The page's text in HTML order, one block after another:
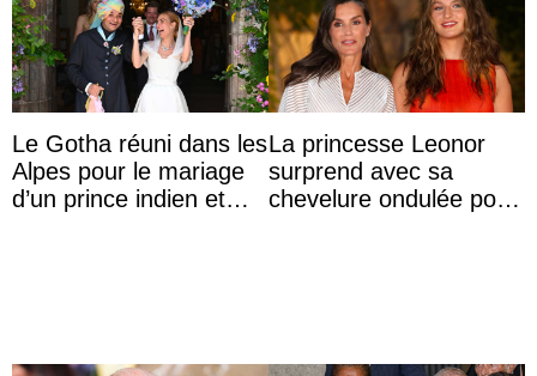
Le Gotha réuni dans les
Alpes pour le mariage
d’un prince indien et
La princesse Leonor
surprend avec sa
chevelure ondulée pour